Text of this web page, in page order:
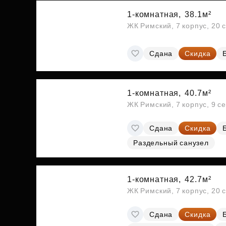
1-комнатная, 38.1м²
ЖК Римский, 7 корпус, 20
Сдана Скидка
1-комнатная, 40.7м²
ЖК Римский, 7 корпус, 9
Сдана Скидка
Раздельный санузел
1-комнатная, 42.7м²
ЖК Римский, 7 корпус, 20
Сдана Скидка